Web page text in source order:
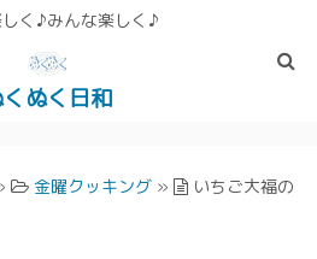
く♪みんな楽しく♪
ぬく日和
金曜クッキング »
いちご大福の